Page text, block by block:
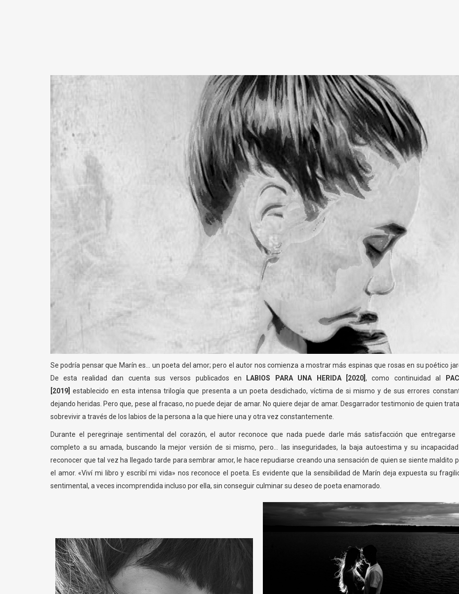
Se podría pensar que Marín es... un poeta del amor; pero el autor nos comienza a mostrar más espinas que rosas en su poético
De esta realidad dan cuenta sus versos publicados en
LABIOS PARA UNA HERIDA [2020] , como continuidad al
[2019] establecido en esta intensa trilogía que presenta a un poeta desdichado, víctima de si mismo y de sus errores
dejando heridas. Pero que, pese al fracaso, no puede dejar de amar. No quiere dejar de amar. Desgarrador testimonio de quien
sobrevivir a través de los labios de la persona a la que hiere una y otra vez constantemente.
Durante el peregrinaje sentimental del corazón, el autor reconoce que nada puede darle más satisfacción que entregarse
completo a su amada, buscando la mejor versión de si mismo, pero... las inseguridades, la baja autoestima y su
reconocer que tal vez ha llegado tarde para sembrar amor, le hace repudiarse creando una sensación de quien se siente maldito
el amor. «Viví mi libro y escribí mi vida» nos reconoce el poeta. Es evidente que la sensibilidad de Marín deja expuesta su
sentimental, a veces incomprendida incluso por ella, sin conseguir culminar su deseo de poeta enamorado.